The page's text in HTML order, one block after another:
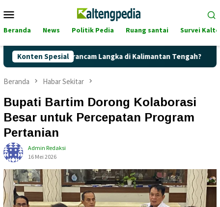
ke
Mobile
Beranda News Politik Pedia Ruang santai Survei
Konten Spesial
Terancam Langka di Kalimantan Tengah? Kaget!
Beranda Habar Sekitar
Bupati Bartim Dorong Kolaborasi
Besar untuk Percepatan Program
Pertanian
Admin Redaksi
16 Mei 2026